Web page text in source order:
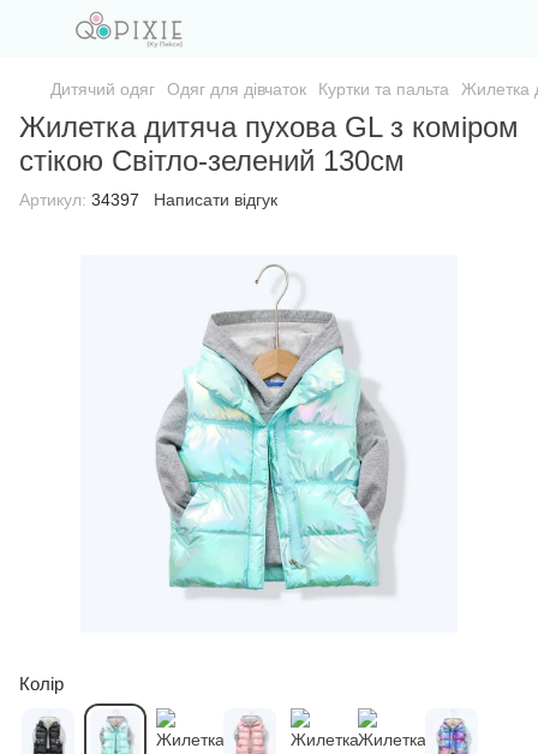
Дитячий одяг Одяг для дівчаток Куртки та пальта Жилетка
Жилетка дитяча пухова GL з коміром
стікою Світло-зелений 130см
Артикул: 34397 Написати відгук
Колір